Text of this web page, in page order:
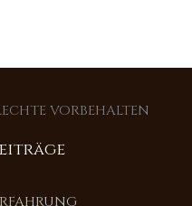
VORBEHALTEN